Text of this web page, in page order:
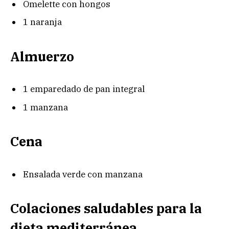
Omelette con hongos
1 naranja
Almuerzo
1 emparedado de pan integral
1 manzana
Cena
Ensalada verde con manzana
Colaciones saludables para la